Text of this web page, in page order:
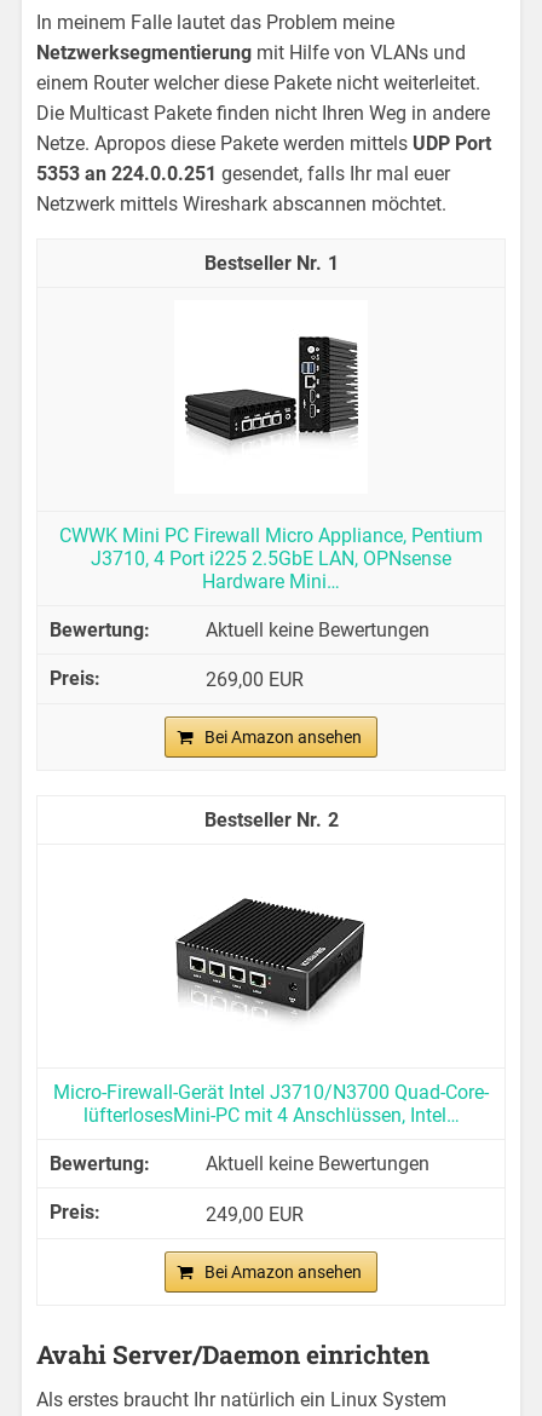
In meinem Falle lautet das Problem meine
Netzwerksegmentierung mit Hilfe von VLANs und
einem Router welcher diese Pakete nicht weiterleitet.
Die Multicast Pakete finden nicht Ihren Weg in andere
Netze. Apropos diese Pakete werden mittels UDP Port
5353 an 224.0.0.251 gesendet, falls Ihr mal euer
Netzwerk mittels Wireshark abscannen möchtet.
1
CWWK Mini PC Firewall Micro Appliance, Pentium
J3710, 4 Port i225 2.5GbE LAN, OPNsense
Hardware Mini…
Aktuell keine Bewertungen
269,00 EUR
Bei Amazon ansehen
2
Micro-Firewall-Gerät Intel J3710/N3700 Quad-Core-
lüfterlosesMini-PC mit 4 Anschlüssen, Intel…
Aktuell keine Bewertungen
249,00 EUR
Bei Amazon ansehen
Avahi Server/Daemon einrichten
Als erstes braucht Ihr natürlich ein Linux System